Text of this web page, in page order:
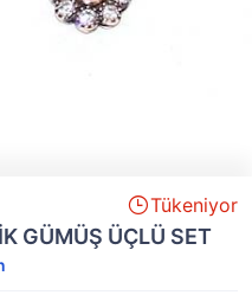
Tükeniyor
GÜMÜŞ ÜÇLÜ SET